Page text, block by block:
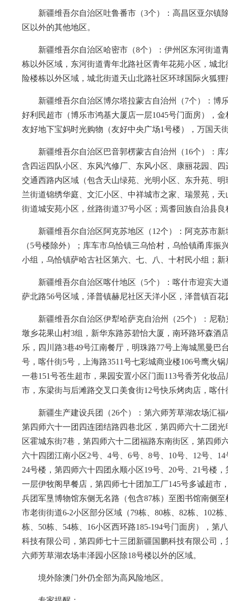
新疆维吾尔自治区吐鲁番市（3个）：高昌区亚尔镇
区以外的其他地区。
新疆维吾尔自治区哈密市（8个）：伊州区东河街道
栋以外区域，东河街道青年北路社区青年花苑小区，城
险楼栋以外区域，城北街道天山北路社区环球国际火狐
新疆维吾尔自治区博尔塔拉蒙古自治州（7个）：博
好利民超市（博乐市鸿基大厦店一层1045号门面房），
友好地下宝妈时光购物（友好中央广场1号楼），万国天
新疆维吾尔自治区巴音郭楞蒙古自治州（16个）
含四运四队小区、东风汽修厂、东风小区、康丽花园
交通西路内区域（包含天山绿苑、光明小区、东升苑、
兰街道锦绣华庭、文汇小区、中祥城市之家、瑞景苑，
街道城安苑小区，丝路街道37号小区；焉耆回族自治县
新疆维吾尔自治区阿克苏地区（12个）：阿克苏市
（5号楼除外）；库车市乌恰镇三乌恰村，乌恰镇甬库
小组，乌恰镇萨哈古社区第六、七、八、十村民小组；
新疆维吾尔自治区喀什地区（5个）：喀什市迎宾大
萨北路56号区域，泽普镇赫尼社区天洋小区，泽普镇百
新疆维吾尔自治区伊犁哈萨克自治州（25个）：尼
墩乡花果山村3组，新华东路苏碧怡大厦，南环路环森酒
乐，四川路3巷49号江南餐厅，明珠路77号上海城黑曼
号，喀什街5号，上海路3511号七彩城商业楼106号鹰火
一巷151号苍生超市，果园安置小区门面113号香芳化妆
市，东梁街与后滩路交叉口美食街12号快乐烤肉店，喀
新疆生产建设兵团（26个）：第六师芳草湖农场汇
第四师六十一团四连团结路四巷北区，第四师六十二团
区霍城东街7巷，第四师六十二团福路东南街区，第四师
六十四团江南小区2号、4号、6号、8号、10号、12号、
24号楼，第四师六十四团永顺小区19号、20号、21号楼
一层伊牧阁早餐店，第四师七十团加工厂145号多诚超
兵团军垦博物馆东侧无名路（包含87栋）至图书馆南侧
市老街街道6-2小区部分区域（79栋、80栋、82栋、102
栋、50栋、54栋、16小区西环路185-194号门面房），
科技有限公司，第四师七十三团新疆国鹏科技有限公司
六师芳草湖农场丰泽园小区除18号楼以外的区域。
境外除澳门外仍全部为高风险地区。